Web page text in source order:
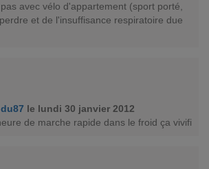
avec vélo d'appartement (sport porté,
et de l'insuffisance respiratoire due
le lundi 30 janvier 2012
de marche rapide dans le froid ça vivifi